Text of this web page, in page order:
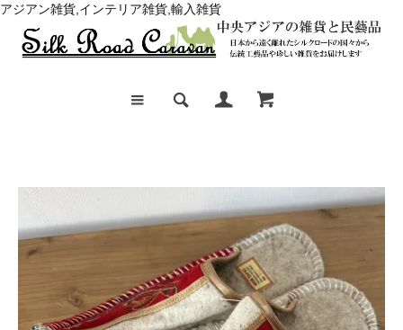
アジアン雑貨,インテリア雑貨,輸入雑貨